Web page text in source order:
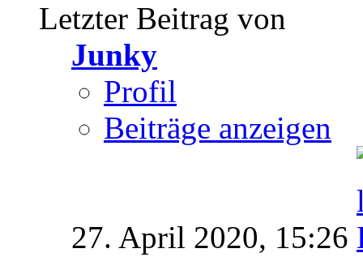
Letzter Beitrag von
Junky
Profil
Beiträge anzeigen
27. April 2020, 15:26